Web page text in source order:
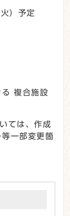
予定
複合施設
は、作成
一部変更箇